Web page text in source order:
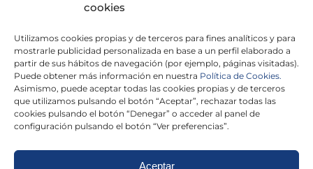
cookies
Utilizamos cookies propias y de terceros para fines analíticos y para
mostrarle publicidad personalizada en base a un perfil elaborado a
partir de sus hábitos de navegación (por ejemplo, páginas visitadas).
Puede obtener más información en nuestra Política de Cookies.
Asimismo, puede aceptar todas las cookies propias y de terceros
que utilizamos pulsando el botón “Aceptar”, rechazar todas las
cookies pulsando el botón “Denegar” o acceder al panel de
configuración pulsando el botón “Ver preferencias”.
Aceptar
He leído y acepto laPolítica de Privacidad
×